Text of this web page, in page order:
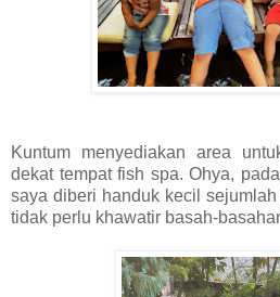
Kuntum menyediakan area
dekat tempat fish spa. Ohya,
saya diberi handuk kecil
tidak perlu khawatir basah-